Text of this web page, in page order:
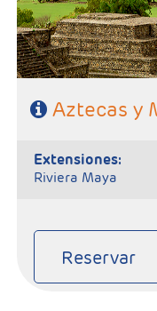
Aztecas y
extensiones:
Riviera Maya
Reservar